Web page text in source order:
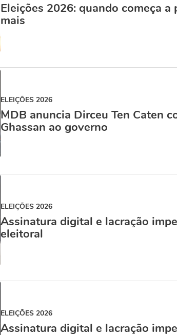
Eleições 2026: quando começa
mais
ELEIÇÕES 2026
MDB anuncia Dirceu Ten Caten
Ghassan ao governo
ELEIÇÕES 2026
Assinatura digital e lacração
eleitoral
ELEIÇÕES 2026
Assinatura digital e lacração